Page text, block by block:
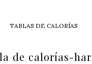
TABLAS DE CALORÍAS
de calorías-